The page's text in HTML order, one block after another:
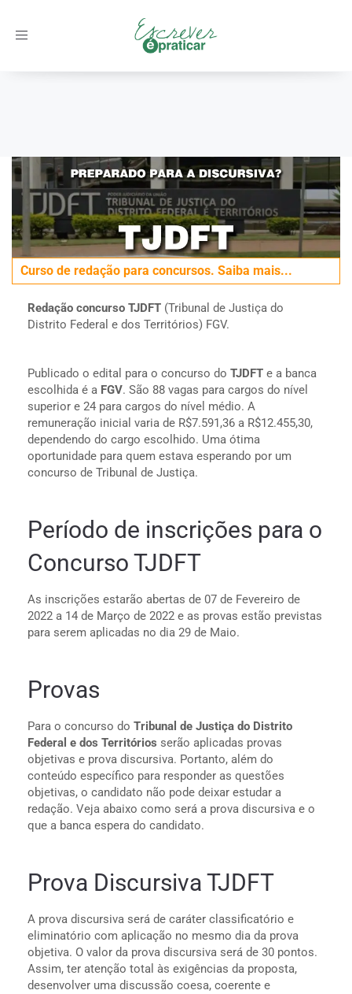
Toggle
Curso de redação para concursos. Saiba mais...
Redação concurso TJDFT (Tribunal de Justiça do
Distrito Federal e dos Territórios) FGV.
Publicado o edital para o concurso do TJDFT e a banca
escolhida é a FGV. São 88 vagas para cargos do nível
superior e 24 para cargos do nível médio. A
remuneração inicial varia de R$7.591,36 a R$12.455,30,
dependendo do cargo escolhido. Uma ótima
oportunidade para quem estava esperando por um
concurso de Tribunal de Justiça.
Período de inscrições para o
Concurso TJDFT
As inscrições estarão abertas de 07 de Fevereiro de
2022 a 14 de Março de 2022 e as provas estão previstas
para serem aplicadas no dia 29 de Maio.
Provas
Para o concurso do Tribunal de Justiça do Distrito
Federal e dos Territórios serão aplicadas provas
objetivas e prova discursiva. Portanto, além do
conteúdo específico para responder as questões
objetivas, o candidato não pode deixar estudar a
redação. Veja abaixo como será a prova discursiva e o
que a banca espera do candidato.
Prova Discursiva TJDFT
A prova discursiva será de caráter classificatório e
eliminatório com aplicação no mesmo dia da prova
objetiva. O valor da prova discursiva será de 30 pontos.
Assim, ter atenção total às exigências da proposta,
desenvolver uma discussão coesa, coerente e